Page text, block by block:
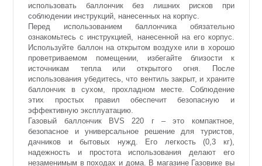
использовать баллончик без лишних рисков при
соблюдении инструкций, нанесенных на корпус.
Перед использованием баллончика обязательно
ознакомьтесь с инструкцией, нанесенной на его корпус.
Используйте баллон на открытом воздухе или в хорошо
проветриваемом помещении, избегайте близости к
источникам тепла или открытого огня. После
использования убедитесь, что вентиль закрыт, и храните
баллончик в сухом, прохладном месте. Соблюдение
этих простых правил обеспечит безопасную и
эффективную эксплуатацию.
Газовый баллончик BVS 220 г – это компактное,
безопасное и универсальное решение для туристов,
дачников и бытовых нужд. Его легкость (0,3 кг),
надежность и простота использования делают его
незаменимым в походах и дома. В магазине Газовике вы